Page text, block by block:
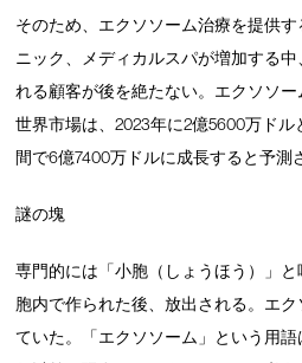
そのため、エクソソーム治療を提供
ニック、メディカルスパが増加する
れる顧客が後を絶たない。エクソソ
世界市場は、2023年に2億5600万ド
間で6億7400万ドルに成長すると予測
謎の塊
専門的には「小胞（しょうほう）」
胞内で作られた後、放出される。エ
ていた。「エクソソーム」という用